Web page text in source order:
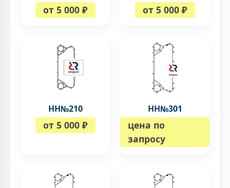
от 5 000 ₽ от 5 000 ₽
НН№210
от 5 000 ₽
НН№301
цена по
запросу